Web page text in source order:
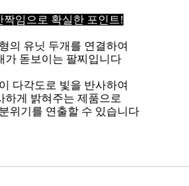
짝임으로 확실한 포인트!
의 유닛 두개를 연결하여
가 돋보이는 팔찌입니다
다각도로 빛을 반사하여
하게 밝혀주는 제품으로
위기를 연출할 수 있습니다